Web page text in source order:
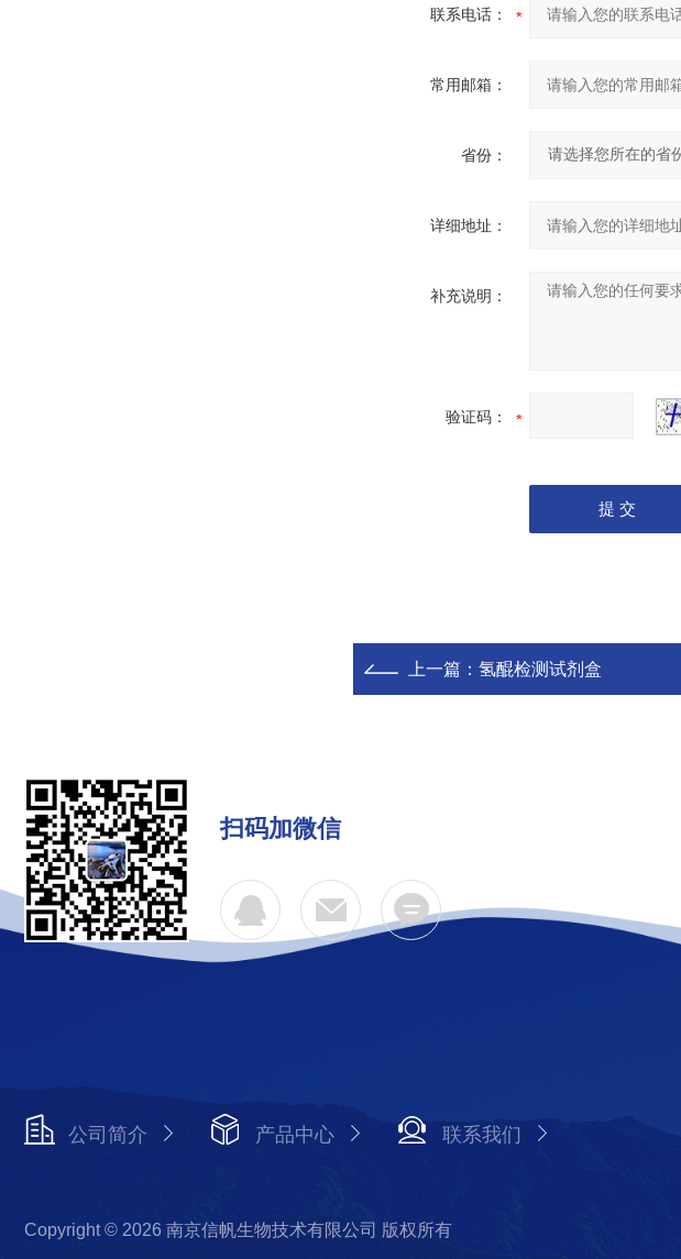
联系电话：
常用邮箱：
省份：
详细地址：
补充说明：
验证码：
上一篇： 氢醌检测试剂盒
扫码加微信
公司简介 产品中心 联系我们
Copyright © 2026 南京信帆生物技术有限公司 版权所有